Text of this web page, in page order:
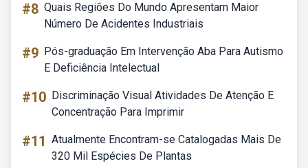
#8 Quais Regiões Do Mundo Apresentam Maior
Número De Acidentes Industriais
#9 Pós-graduação Em Intervenção Aba Para Autismo
E Deficiência Intelectual
#10 Discriminação Visual Atividades De Atenção E
Concentração Para Imprimir
#11 Atualmente Encontram-se Catalogadas Mais De
320 Mil Espécies De Plantas